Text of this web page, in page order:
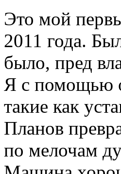
Это мой
2011 года.
было, пред
Я с помощью
такие как
Планов
по мелочам